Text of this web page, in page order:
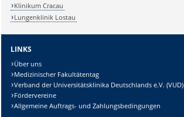
Klinikum Cracau
Lungenklinik Lostau
LINKS
Über uns
Medizinischer Fakultätentag
Verband der Universitätsklinika Deutschlands e.V. (VUD)
Fördervereine
Allgemeine Auftrags- und Zahlungsbedingungen